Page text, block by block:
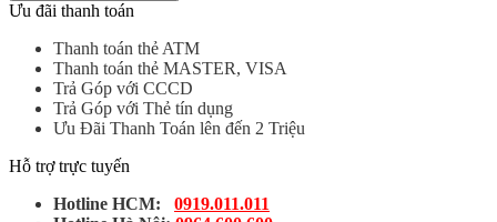
Ưu đãi thanh toán
Thanh toán thẻ ATM
Thanh toán thẻ MASTER, VISA
Trả Góp với CCCD
Trả Góp với Thẻ tín dụng
Ưu Đãi Thanh Toán lên đến 2 Triệu
Hỗ trợ trực tuyến
Hotline HCM: 0919.011.011